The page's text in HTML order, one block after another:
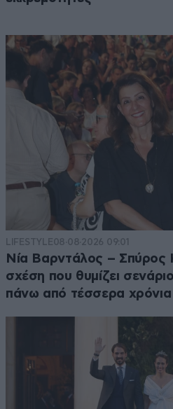
LIFESTYLE08·08·2026 09:01
Νία Βαρντάλος – Σπύρος
σχέση που θυμίζει
πάνω από τέσσερα χρόνια